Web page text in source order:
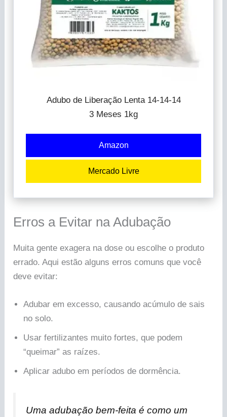
Adubo de Liberação Lenta 14-14-14
3 Meses 1kg
Amazon
Mercado Livre
Erros a Evitar na Adubação
Muita gente exagera na dose ou escolhe o produto
errado. Aqui estão alguns erros comuns que você
deve evitar:
Adubar em excesso, causando acúmulo de sais
no solo.
Usar fertilizantes muito fortes, que podem
“queimar” as raízes.
Aplicar adubo em períodos de dormência.
Uma adubação bem-feita é como um